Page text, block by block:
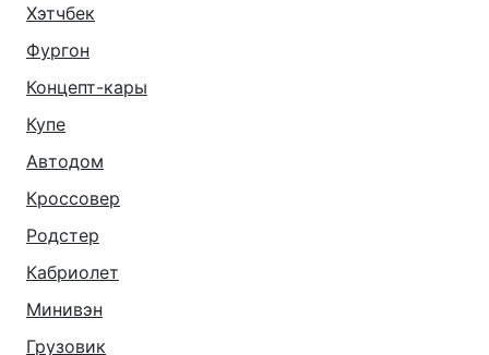
Хэтчбек
Фургон
Концепт-кары
Купе
Автодом
Кроссовер
Родстер
Кабриолет
Минивэн
Грузовик